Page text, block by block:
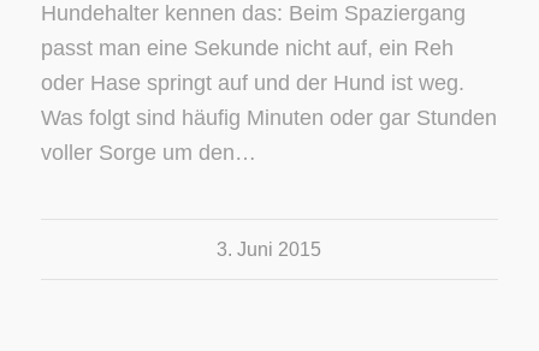
Hundehalter kennen das: Beim Spaziergang
passt man eine Sekunde nicht auf, ein Reh
oder Hase springt auf und der Hund ist weg.
Was folgt sind häufig Minuten oder gar Stunden
voller Sorge um den…
3. Juni 2015